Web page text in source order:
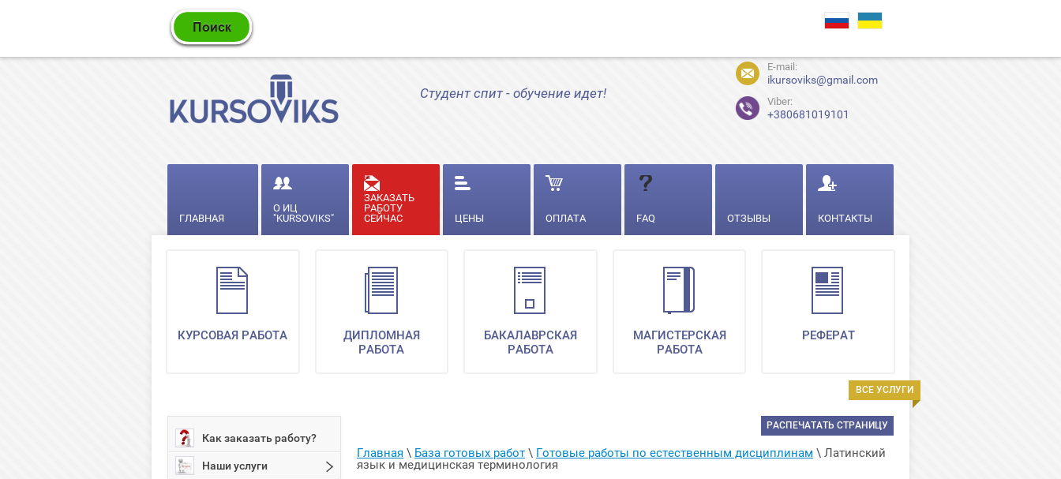
Студент спит - обучение идет!
E-mail:
ikursoviks@gmail.com
Viber:
+380681019101
ГЛАВНАЯ
О ИЦ
"KURSOVIKS"
ЗАКАЗАТЬ
РАБОТУ
СЕЙЧАС
ЦЕНЫ ОПЛАТА FAQ ОТЗЫВЫ КОНТАКТЫ
ВСЕ УСЛУГИ
КУРСОВАЯ РАБОТА
ДИПЛОМНАЯ
РАБОТА
БАКАЛАВРСКАЯ
РАБОТА
МАГИСТЕРСКАЯ
РАБОТА
РЕФЕРАТ
Как заказать работу?
Наши услуги
РАСПЕЧАТАТЬ СТРАНИЦУ
Главная \ База готовых работ \ Готовые работы по естественным дисциплинам \ Латинский
язык и медицинская терминология